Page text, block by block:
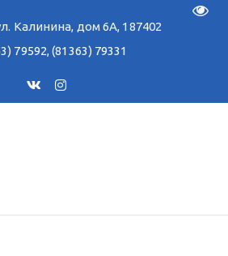
Калинина, дом 6А, 187402
79592,(81363) 79331